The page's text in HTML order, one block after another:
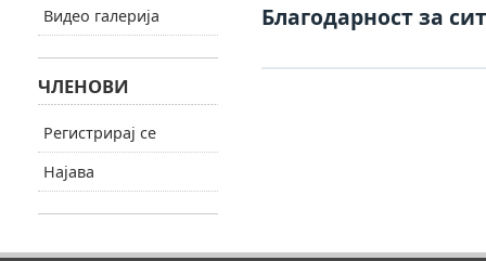
Благодарност за
Видео галерија
ЧЛЕНОВИ
Регистрирај се
Најава